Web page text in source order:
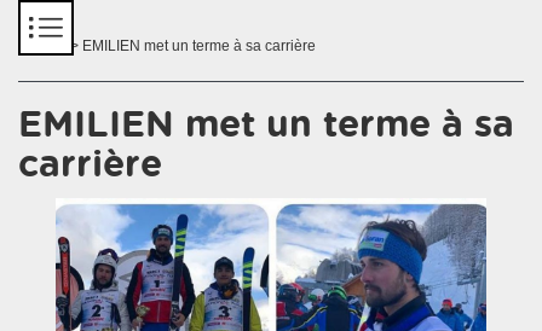
> EMILIEN met un terme à sa carrière
EMILIEN met un terme à sa
carrière